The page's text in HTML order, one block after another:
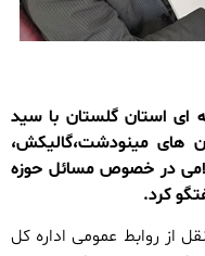
ای استان گلستان با سید
های مینودشت،گالیکش،
در خصوص مسائل حوزه
کرد.
از روابط عمومی اداره کل